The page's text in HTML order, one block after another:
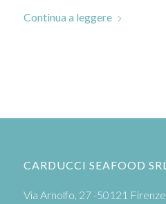
Continua a leggere
CARDUCCI SEAFOOD SRL
Via Arnolfo, 27 -50121 Firenze